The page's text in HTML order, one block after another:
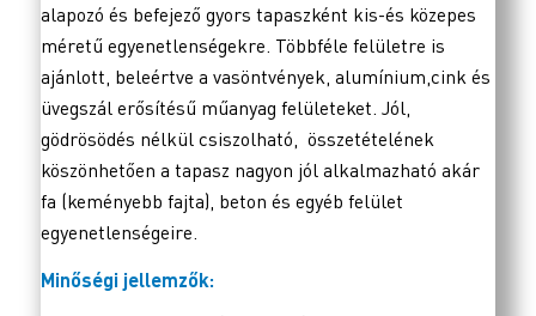
alapozó és befejező gyors tapaszként kis-és közepes
méretű egyenetlenségekre. Többféle felületre is
ajánlott, beleértve a vasöntvények, alumínium,cink és
üvegszál erősítésű műanyag felületeket. Jól,
gödrösödés nélkül csiszolható, összetételének
köszönhetően a tapasz nagyon jól alkalmazható akár
fa (keményebb fajta), beton és egyéb felület
egyenetlenségeire.
Minőségi jellemzők: